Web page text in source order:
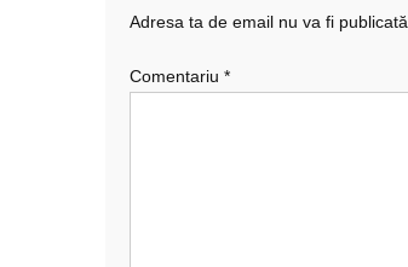
Adresa ta de email nu va fi publicată.
Comentariu *